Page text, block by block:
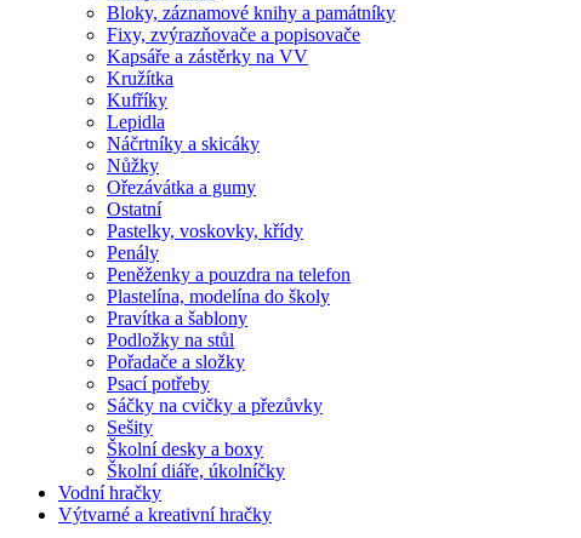
Bloky, záznamové knihy a památníky
Fixy, zvýrazňovače a popisovače
Kapsáře a zástěrky na VV
Kružítka
Kufříky
Lepidla
Náčrtníky a skicáky
Nůžky
Ořezávátka a gumy
Ostatní
Pastelky, voskovky, křídy
Penály
Peněženky a pouzdra na telefon
Plastelína, modelína do školy
Pravítka a šablony
Podložky na stůl
Pořadače a složky
Psací potřeby
Sáčky na cvičky a přezůvky
Sešity
Školní desky a boxy
Školní diáře, úkolníčky
Vodní hračky
Výtvarné a kreativní hračky